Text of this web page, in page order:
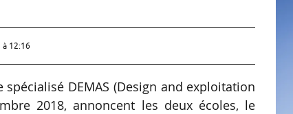
12:16
spécialisé DEMAS (Design and exploitation
2018, annoncent les deux écoles, le